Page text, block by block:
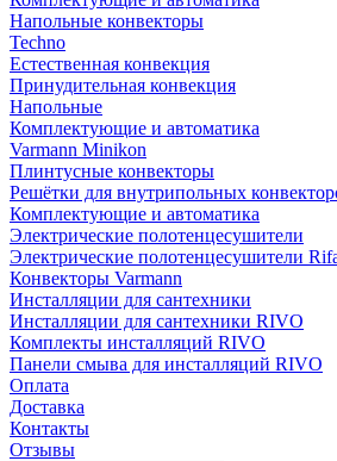
Напольные конвекторы
Techno
Естественная конвекция
Принудительная конвекция
Напольные
Комплектующие и автоматика
Varmann Minikon
Плинтусные конвекторы
Решётки для внутрипольных
Комплектующие и автоматика
Электрические полотенцесушители
Электрические полотенцесушители
Конвекторы Varmann
Инсталляции для сантехники
Инсталляции для сантехники RIVO
Комплекты инсталляций RIVO
Панели смыва для инсталляций RIVO
Оплата
Доставка
Контакты
Отзывы